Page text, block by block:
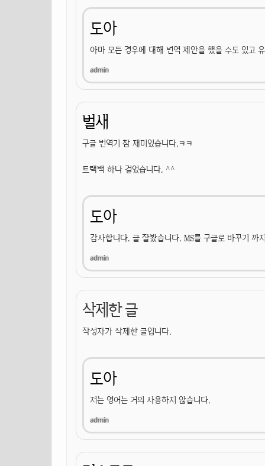
도아
아마 모든 경우에 대해 번역 제안을 했을 수도 있고
벌새
구글 번역기 참 재미있습니다.ㅋㅋ
트랙백 하나 걸었습니다. ^^
도아
감사합니다. 글 잘봤습니다. MS를 구글로 바꾸기 까
삭제한 글
작성자가 삭제한 글입니다.
도아
저는 영어는 거의 사용하지 않습니다.